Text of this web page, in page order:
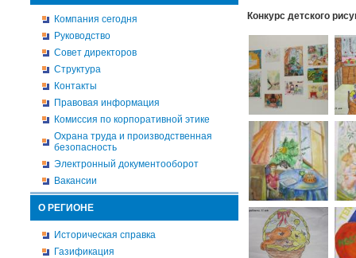
Компания сегодня
Руководство
Совет директоров
Структура
Контакты
Правовая информация
Комиссия по корпоративной этике
Охрана труда и производственная
безопасность
Электронный документооборот
Вакансии
О РЕГИОНЕ
Историческая справка
Газификация
Конкурс детского